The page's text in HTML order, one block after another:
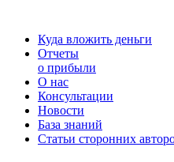
Куда вложить деньги
Отчеты
о прибыли
О нас
Консультации
Новости
База знаний
Статьи сторонних